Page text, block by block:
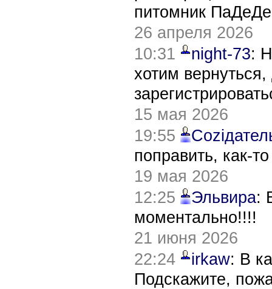
питомник
26 апреля 2026
10:31
night-73:
хотим
15 мая 2026
19:55
поправить, как-
19 мая 2026
12:25
Эльвира:
моментально!!!!
21 июня 2026
22:24
irkaw: В
Подскажите,